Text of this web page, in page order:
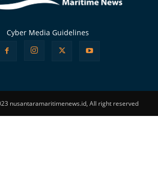
Cyber Media Guidelines
nusantaramaritimenews.id, All right reserved